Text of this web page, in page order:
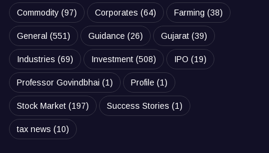
Commodity (97) Corporates (64) Farming (38)
General (551) Guidance (26) Gujarat (39)
Industries (69) Investment (508) IPO (19)
Professor Govindbhai (1) Profile (1)
Stock Market (197) Success Stories (1)
tax news (10)